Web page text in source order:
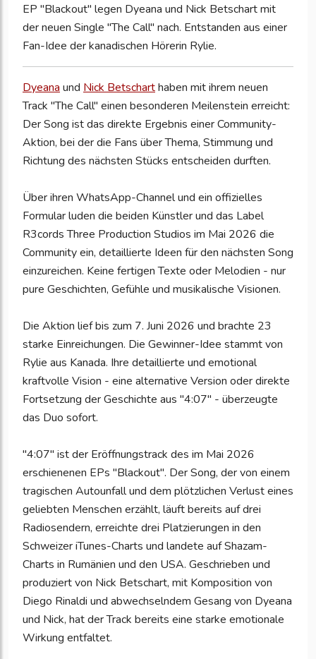
EP "Blackout" legen Dyeana und Nick Betschart mit
der neuen Single "The Call" nach. Entstanden aus einer
Fan-Idee der kanadischen Hörerin Rylie.
Dyeana und Nick Betscharthaben mit ihrem neuen
Track "The Call" einen besonderen Meilenstein erreicht:
Der Song ist das direkte Ergebnis einer Community-
Aktion, bei der die Fans über Thema, Stimmung und
Richtung des nächsten Stücks entscheiden durften.
Über ihren WhatsApp-Channel und ein offizielles
Formular luden die beiden Künstler und das Label
R3cords Three Production Studios im Mai 2026 die
Community ein, detaillierte Ideen für den nächsten Song
einzureichen. Keine fertigen Texte oder Melodien - nur
pure Geschichten, Gefühle und musikalische Visionen.
Die Aktion lief bis zum 7. Juni 2026 und brachte 23
starke Einreichungen. Die Gewinner-Idee stammt von
Rylie aus Kanada. Ihre detaillierte und emotional
kraftvolle Vision - eine alternative Version oder direkte
Fortsetzung der Geschichte aus "4:07" - überzeugte
das Duo sofort.
"4:07" ist der Eröffnungstrack des im Mai 2026
erschienenen EPs "Blackout". Der Song, der von einem
tragischen Autounfall und dem plötzlichen Verlust eines
geliebten Menschen erzählt, läuft bereits auf drei
Radiosendern, erreichte drei Platzierungen in den
Schweizer iTunes-Charts und landete auf Shazam-
Charts in Rumänien und den USA. Geschrieben und
produziert von Nick Betschart, mit Komposition von
Diego Rinaldi und abwechselndem Gesang von Dyeana
und Nick, hat der Track bereits eine starke emotionale
Wirkung entfaltet.